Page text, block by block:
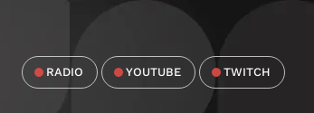
RADIO YOUTUBE TWITCH